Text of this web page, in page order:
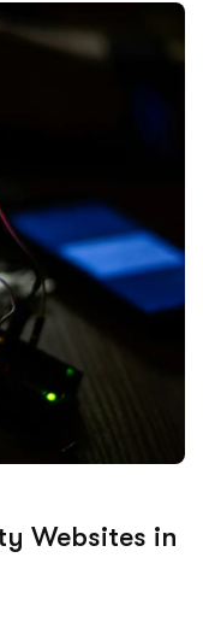
Websites in